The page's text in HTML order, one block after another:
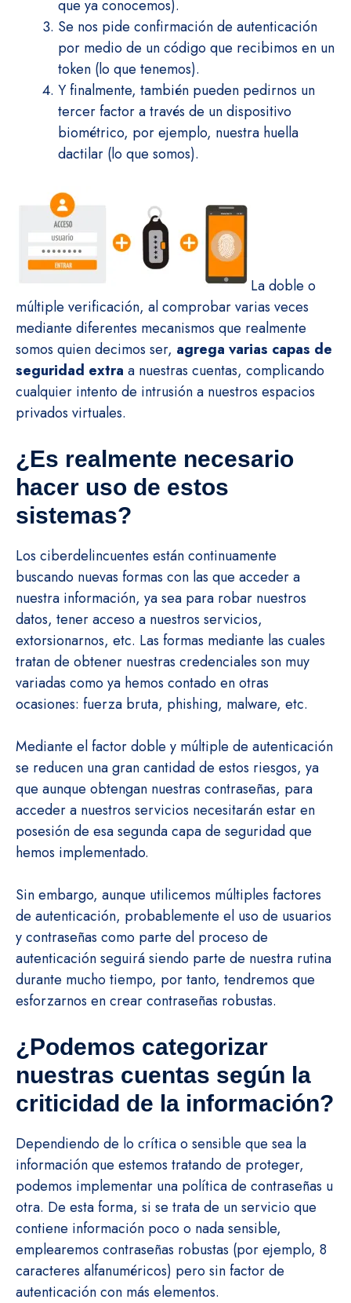
que ya conocemos).
Se nos pide confirmación de autenticación
por medio de un código que recibimos en un
token (lo que tenemos).
Y finalmente, también pueden pedirnos un
tercer factor a través de un dispositivo
biométrico, por ejemplo, nuestra huella
dactilar (lo que somos).
La doble o
múltiple verificación, al comprobar varias veces
mediante diferentes mecanismos que realmente
somos quien decimos ser, agrega varias capas de
seguridad extra a nuestras cuentas, complicando
cualquier intento de intrusión a nuestros espacios
privados virtuales.
¿Es realmente necesario
hacer uso de estos
sistemas?
Los ciberdelincuentes están continuamente
buscando nuevas formas con las que acceder a
nuestra información, ya sea para robar nuestros
datos, tener acceso a nuestros servicios,
extorsionarnos, etc. Las formas mediante las cuales
tratan de obtener nuestras credenciales son muy
variadas como ya hemos contado en otras
ocasiones: fuerza bruta, phishing, malware, etc.
Mediante el factor doble y múltiple de autenticación
se reducen una gran cantidad de estos riesgos, ya
que aunque obtengan nuestras contraseñas, para
acceder a nuestros servicios necesitarán estar en
posesión de esa segunda capa de seguridad que
hemos implementado.
Sin embargo, aunque utilicemos múltiples factores
de autenticación, probablemente el uso de usuarios
y contraseñas como parte del proceso de
autenticación seguirá siendo parte de nuestra rutina
durante mucho tiempo, por tanto, tendremos que
esforzarnos en crear contraseñas robustas.
¿Podemos categorizar
nuestras cuentas según la
criticidad de la información?
Dependiendo de lo crítica o sensible que sea la
información que estemos tratando de proteger,
podemos implementar una política de contraseñas u
otra. De esta forma, si se trata de un servicio que
contiene información poco o nada sensible,
emplearemos contraseñas robustas (por ejemplo, 8
caracteres alfanuméricos) pero sin factor de
autenticación con más elementos.